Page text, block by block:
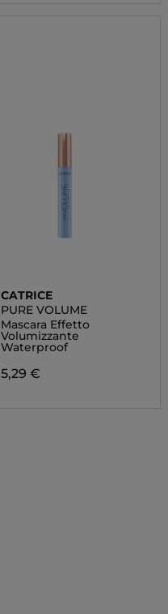
CATRICE
PURE VOLUME
Mascara Effetto
Volumizzante
Waterproof
5,29 €